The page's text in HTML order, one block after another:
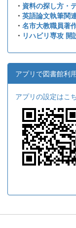
・ 資料の探し方・
・ 英語論文執筆関
・ 名市大教職員著
・ リハビリ専攻 開
アプリで図書館利
アプリの設定はこ